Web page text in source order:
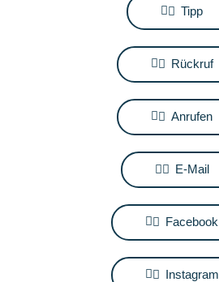
Tipp
Rückruf
Anrufen
E-Mail
Facebook
Instagram